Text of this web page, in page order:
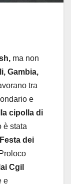
ma non
Gambia,
tra
e
cipolla di
è stata
dei
Cgil
e